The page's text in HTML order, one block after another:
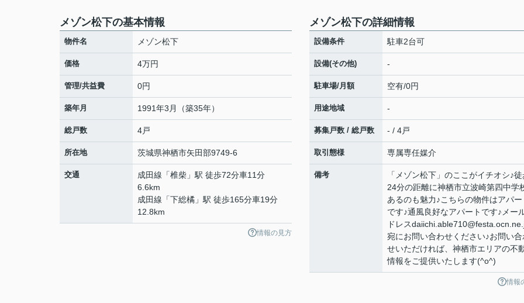
メゾン松下の基本情報
物件名 メゾン松下
価格 4万円
管理/共益費 0円
築年月 1991年3月（築35年）
総戸数 4戸
所在地 茨城県神栖市矢田部9749-6
交通 成田線 「椎柴 」駅 徒歩72分車11分
6.6km
成田線 「下総橘 」駅 徒歩165分車19分
12.8km
情報の見方
メゾン松下の詳細情報
設備条件 駐車2台可
設備(その他) -
駐車場/月額 空有/0円
用途地域 -
募集戸数 / 総戸数 - / 4戸
取引態様 専属専任媒介
備考
「メゾン松下」のここがイチオシ♪
24分の距離に神栖市立波崎第四中学
あるのも魅力♪こちらの物件はアパー
です♪通風良好なアパートです♪メー
ドレス
宛にお問い合わせください♪お問い合
せいただければ、神栖市エリアの不
情報をご提供いたします(^o^)
情報